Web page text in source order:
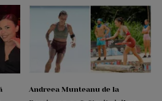
Andreea Munteanu de la